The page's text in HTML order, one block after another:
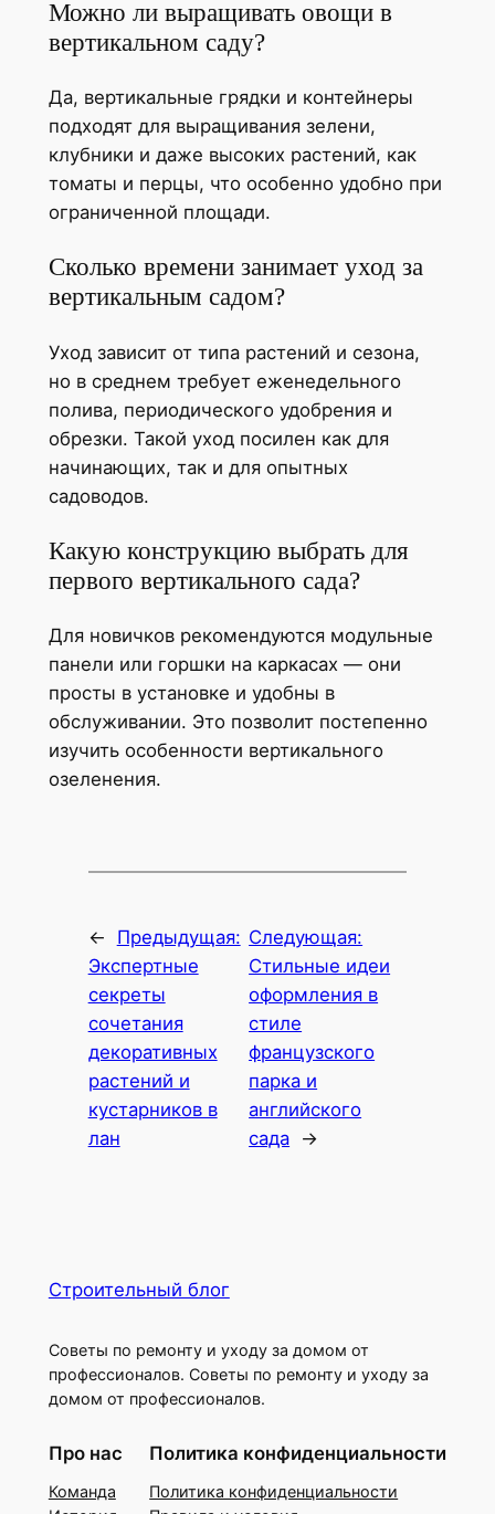
Можно ли выращивать овощи в
вертикальном саду?
Да, вертикальные грядки и контейнеры
подходят для выращивания зелени,
клубники и даже высоких растений, как
томаты и перцы, что особенно удобно при
ограниченной площади.
Сколько времени занимает уход за
вертикальным садом?
Уход зависит от типа растений и сезона,
но в среднем требует еженедельного
полива, периодического удобрения и
обрезки. Такой уход посилен как для
начинающих, так и для опытных
садоводов.
Какую конструкцию выбрать для
первого вертикального сада?
Для новичков рекомендуются модульные
панели или горшки на каркасах — они
просты в установке и удобны в
обслуживании. Это позволит постепенно
изучить особенности вертикального
озеленения.
←
Предыдущая:
Экспертные
секреты
сочетания
декоративных
растений и
кустарников в
лан
Следующая:
Стильные идеи
оформления в
стиле
французского
парка и
английского
сада →
Строительный блог
Советы по ремонту и уходу за домом от
профессионалов. Советы по ремонту и уходу за
домом от профессионалов.
Про нас
Команда
Политика конфиденциальности
Политика конфиденциальности